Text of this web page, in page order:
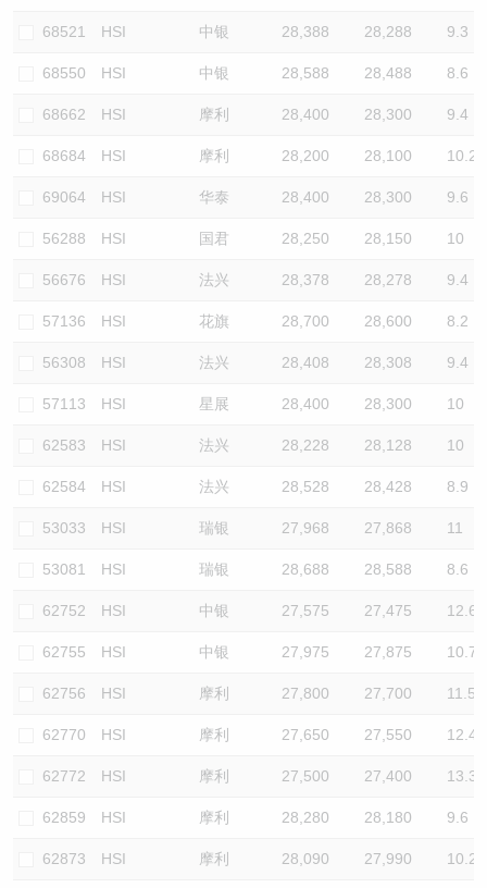
68521 HSI 中银 28,388 28,288 9.3
68550 HSI 中银 28,588 28,488 8.6
68662 HSI 摩利 28,400 28,300 9.4
68684 HSI 摩利 28,200 28,100 10.2
69064 HSI 华泰 28,400 28,300 9.6
56288 HSI 国君 28,250 28,150 10
56676 HSI 法兴 28,378 28,278 9.4
57136 HSI 花旗 28,700 28,600 8.2
56308 HSI 法兴 28,408 28,308 9.4
57113 HSI 星展 28,400 28,300 10
62583 HSI 法兴 28,228 28,128 10
62584 HSI 法兴 28,528 28,428 8.9
53033 HSI 瑞银 27,968 27,868 11
53081 HSI 瑞银 28,688 28,588 8.6
62752 HSI 中银 27,575 27,475 12.6
62755 HSI 中银 27,975 27,875 10.7
62756 HSI 摩利 27,800 27,700 11.5
62770 HSI 摩利 27,650 27,550 12.4
62772 HSI 摩利 27,500 27,400 13.3
62859 HSI 摩利 28,280 28,180 9.6
62873 HSI 摩利 28,090 27,990 10.2